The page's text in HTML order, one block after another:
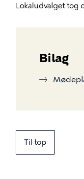
Lokaludvalget tog
Bilag
Til top